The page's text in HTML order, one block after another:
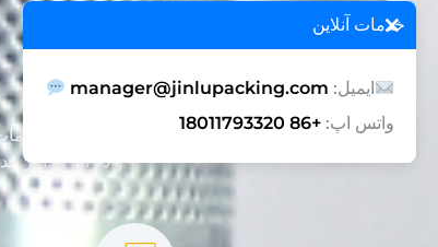
×
خدمات آنلاین
ایمیل: manager@jinlupacking.com
واتس اپ: +86 18011793320
و دارای مراکز